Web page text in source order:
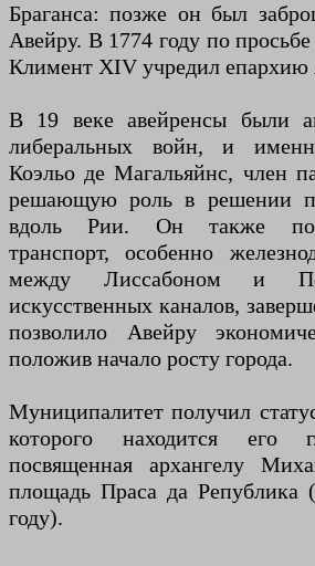
Браганса: позже он был
Авейру. В 1774 году по
Климент XIV учредил епархию
В 19 веке авейренсы были
либеральных войн, и
Коэльо де Магальяйнс, член
решающую роль в решении
вдоль Рии. Он также
транспорт, особенно
между Лиссабоном и
искусственных каналов,
позволило Авейру
положив начало росту города.
Муниципалитет получил
которого находится его
посвященная архангелу
площадь Праса да Република
году).